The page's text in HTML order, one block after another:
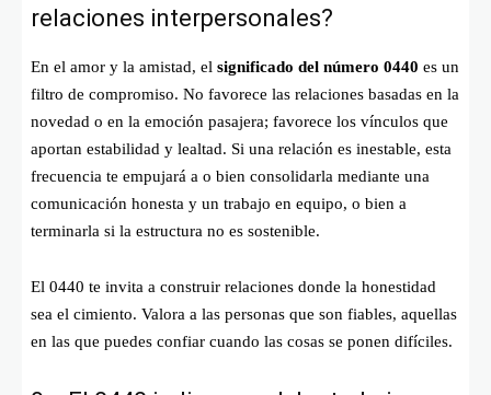
relaciones interpersonales?
En el amor y la amistad, el significado del número 0440 es un
filtro de compromiso. No favorece las relaciones basadas en la
novedad o en la emoción pasajera; favorece los vínculos que
aportan estabilidad y lealtad. Si una relación es inestable, esta
frecuencia te empujará a o bien consolidarla mediante una
comunicación honesta y un trabajo en equipo, o bien a
terminarla si la estructura no es sostenible.
El 0440 te invita a construir relaciones donde la honestidad
sea el cimiento. Valora a las personas que son fiables, aquellas
en las que puedes confiar cuando las cosas se ponen difíciles.